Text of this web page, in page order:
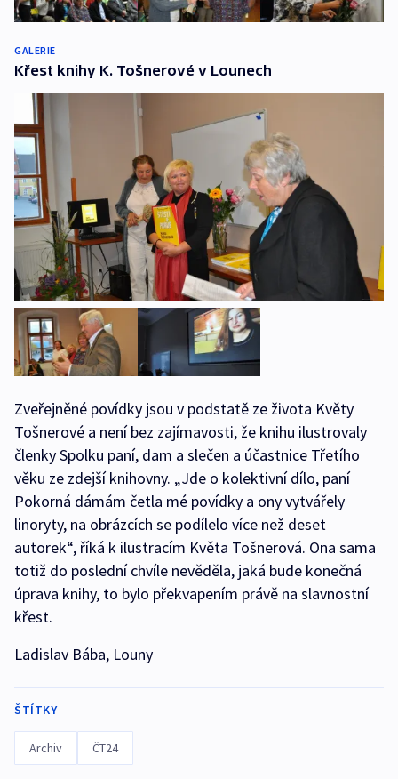
GALERIE
Křest knihy K. Tošnerové v Lounech
Zveřejněné povídky jsou v podstatě ze života Květy
Tošnerové a není bez zajímavosti, že knihu ilustrovaly
členky Spolku paní, dam a slečen a účastnice Třetího
věku ze zdejší knihovny. „Jde o kolektivní dílo, paní
Pokorná dámám četla mé povídky a ony vytvářely
linoryty, na obrázcích se podílelo více než deset
autorek“, říká k ilustracím Květa Tošnerová. Ona sama
totiž do poslední chvíle nevěděla, jaká bude konečná
úprava knihy, to bylo překvapením právě na slavnostní
křest.
Ladislav Bába, Louny
ŠTÍTKY
Archiv ČT24